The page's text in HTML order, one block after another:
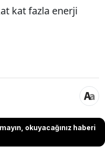
kat fazla enerji
okuyacağınız haberi